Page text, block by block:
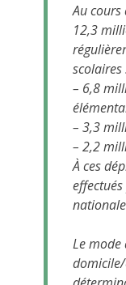
Au cours
12,3
scolaires
– 6,8
– 3,3
– 2,2
À ces
Le